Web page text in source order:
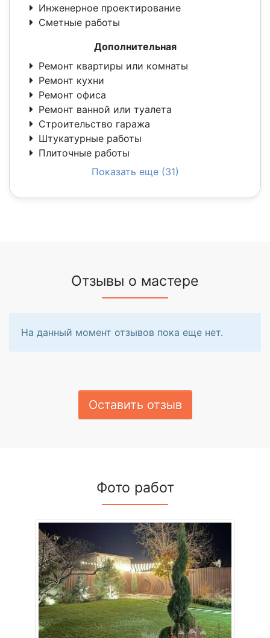
Инженерное проектирование
Сметные работы
Дополнительная
Ремонт квартиры или комнаты
Ремонт кухни
Ремонт офиса
Ремонт ванной или туалета
Строительство гаража
Штукатурные работы
Плиточные работы
Показать еще (31)
Отзывы о мастере
На данный момент отзывов пока еще нет.
Оставить отзыв
Фото работ